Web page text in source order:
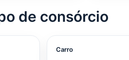
de consórcio
Carro